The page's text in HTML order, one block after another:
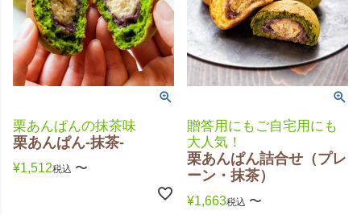
栗あんぱんの抹茶味
栗あんぱん-抹茶-
¥1,512税込 〜
贈答用にもご自宅用にも
大人気！
栗あんぱん詰合せ（プレ
ーン・抹茶）
¥1,663税込 〜